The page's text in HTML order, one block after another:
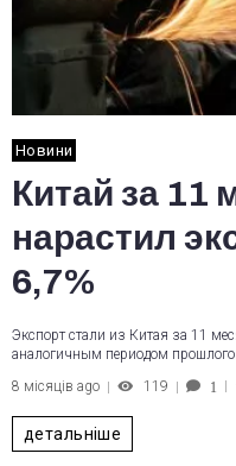
Новини
Китай за 11
нарастил
6,7%
Экспорт стали из Китая за 11
аналогичным периодом прошлого
8 місяців ago
119 1
детальніше